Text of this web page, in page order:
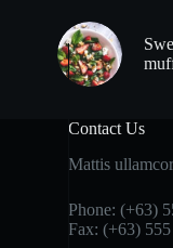
Contact Us
Mattis
Phone: (+63)
Fax: (+63)